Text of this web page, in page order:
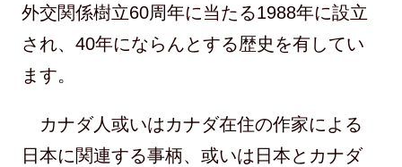
外交関係樹立60周年に当たる1988年に設立
され、40年にならんとする歴史を有してい
ます。
カナダ人或いはカナダ在住の作家による
日本に関連する事柄、或いは日本とカナダ